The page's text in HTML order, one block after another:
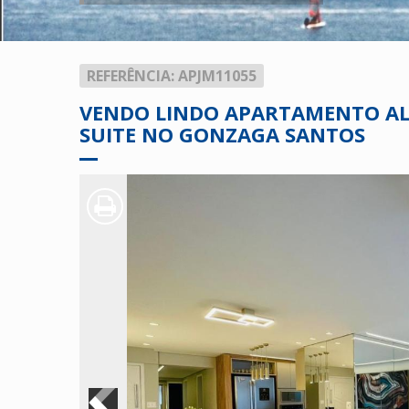
REFERÊNCIA: APJM11055
VENDO LINDO APARTAMENTO
SUITE NO GONZAGA SANTOS